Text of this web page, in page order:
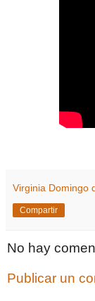
Virginia Domingo
Compartir
No hay
Publicar un